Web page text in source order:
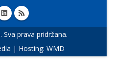
Sva prava pridržana.
| Hosting: WMD